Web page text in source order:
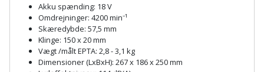
Slibeartikler
Smøring
Luftværktøj
Måleinstrumenter
Malersprøjte
Postkasse
Postkassestander
Akku spænding: 18 V
Omdrejninger: 4200 min⁻¹
Skæredybde: 57,5 mm
Klinge: 150 x 20 mm
Vægt /målt EPTA: 2,8 - 3,1 kg
Dimensioner (LxBxH): 267 x 186 x 250 mm